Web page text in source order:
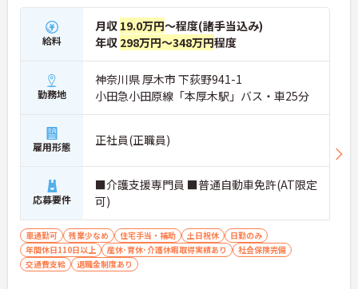
給料
月収 19.0万円～程度(諸手当込み)
年収 298万円～348万円程度
勤務地
神奈川県 厚木市 下荻野941-1
小田急小田原線「本厚木駅」バス・車25分
雇用形態 正社員(正職員)
応募要件
■介護支援専門員 ■普通自動車免許(AT限定
可)
車通勤可 残業少なめ 住宅手当・補助 土日祝休
日勤のみ
年間休日110日以上
産休･育休･介護休暇取得実績あり
社会保険完備
交通費支給
退職金制度あり